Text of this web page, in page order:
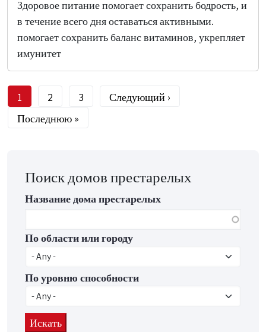
Здоровое питание помогает сохранить бодрость, и
в течение всего дня оставаться активными.
помогает сохранить баланс витаминов, укрепляет
имунитет
Текущая страница
1 Страница
2 Страница
3 Следующая страница
Следующий ›
Последняя страница
Последнюю »
Поиск домов престарелых
Название дома престарелых
По области или городу
По уровню способности